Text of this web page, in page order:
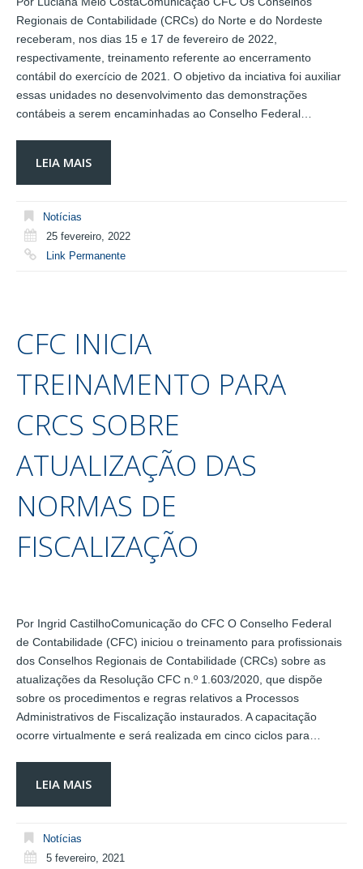
Regionais de Contabilidade (CRCs) do Norte e do Nordeste
receberam, nos dias 15 e 17 de fevereiro de 2022,
respectivamente, treinamento referente ao encerramento
contábil do exercício de 2021. O objetivo da inciativa foi auxiliar
essas unidades no desenvolvimento das demonstrações
contábeis a serem encaminhadas ao Conselho Federal…
LEIA MAIS
Notícias
25 fevereiro, 2022
Link Permanente
CFC INICIA
TREINAMENTO PARA
CRCS SOBRE
ATUALIZAÇÃO DAS
NORMAS DE
FISCALIZAÇÃO
Por Ingrid CastilhoComunicação do CFC O Conselho Federal
de Contabilidade (CFC) iniciou o treinamento para profissionais
dos Conselhos Regionais de Contabilidade (CRCs) sobre as
atualizações da Resolução CFC n.º 1.603/2020, que dispõe
sobre os procedimentos e regras relativos a Processos
Administrativos de Fiscalização instaurados. A capacitação
ocorre virtualmente e será realizada em cinco ciclos para…
LEIA MAIS
Notícias
5 fevereiro, 2021